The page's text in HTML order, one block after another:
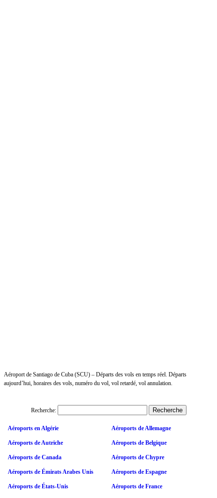
Aéroport de Santiago de Cuba (SCU) – Départs des vols en temps réel. Départs
aujourd’hui, horaires des vols, numéro du vol, vol retardé, vol annulation.
Recherche:
Aéroports en Algérie Aéroports de Allemagne
Aéroports de Autriche Aéroports de Belgique
Aéroports de Canada Aéroports de Chypre
Aéroports de Émirats Arabes Unis Aéroports de Espagne
Aéroports de États-Unis Aéroports de France